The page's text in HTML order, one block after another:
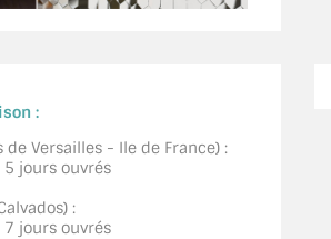
:
Versailles - Ile de France) :
jours ouvrés
:
jours ouvrés